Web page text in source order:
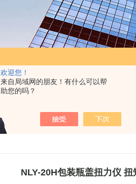
欢迎您！
来自局域网的朋友！有什么可以帮
助您的吗？
NLY-20H包装瓶盖扭力仪 扭